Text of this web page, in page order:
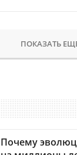
ПОКАЗАТЬ
Почему